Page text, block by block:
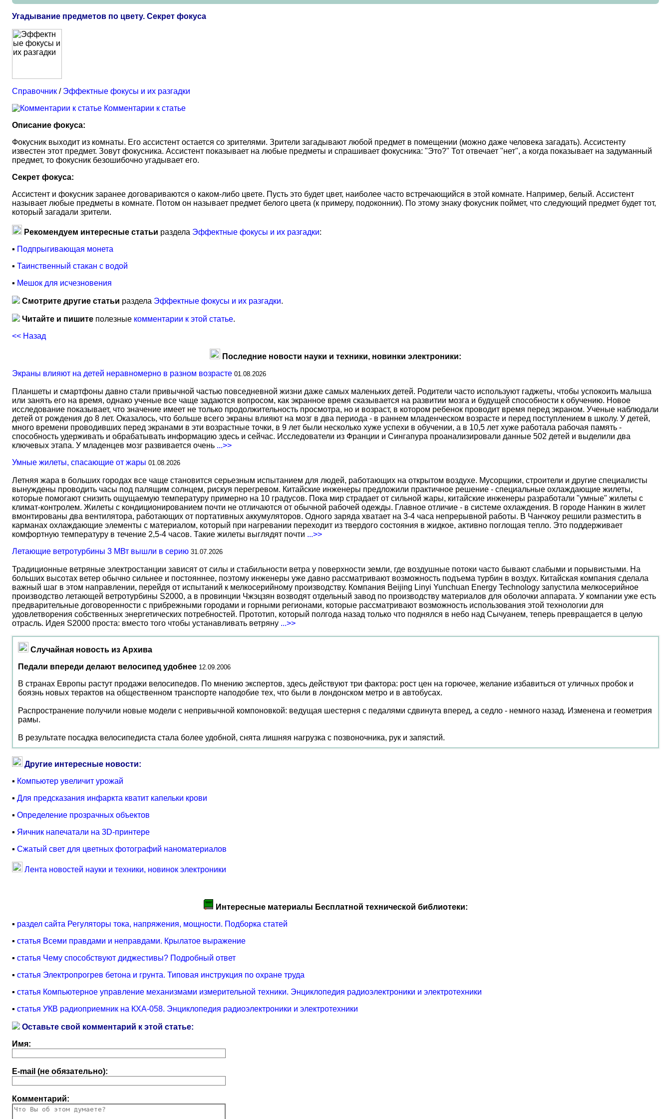
Угадывание предметов по цвету. Секрет фокуса
Справочник / Эффектные фокусы и их разгадки
Комментарии к статье
Описание фокуса:
Фокусник выходит из комнаты. Его ассистент остается со зрителями. Зрители загадывают любой предмет в помещении (можно даже человека загадать). Ассистенту
известен этот предмет. Зовут фокусника. Ассистент показывает на любые предметы и спрашивает фокусника: "Это?" Тот отвечает "нет", а когда показывает на задуманный
предмет, то фокусник безошибочно угадывает его.
Секрет фокуса:
Ассистент и фокусник заранее договариваются о каком-либо цвете. Пусть это будет цвет, наиболее часто встречающийся в этой комнате. Например, белый. Ассистент
называет любые предметы в комнате. Потом он называет предмет белого цвета (к примеру, подоконник). По этому знаку фокусник поймет, что следующий предмет будет тот,
который загадали зрители.
Рекомендуем интересные статьи раздела Эффектные фокусы и их разгадки:
▪ Подпрыгивающая монета
▪ Таинственный стакан с водой
▪ Мешок для исчезновения
Смотрите другие статьи раздела Эффектные фокусы и их разгадки.
Читайте и пишите полезные комментарии к этой статье.
<< Назад
Последние новости науки и техники, новинки электроники:
Экраны влияют на детей неравномерно в разном возрасте 01.08.2026
Планшеты и смартфоны давно стали привычной частью повседневной жизни даже самых маленьких детей. Родители часто используют гаджеты, чтобы успокоить малыша
или занять его на время, однако ученые все чаще задаются вопросом, как экранное время сказывается на развитии мозга и будущей способности к обучению. Новое
исследование показывает, что значение имеет не только продолжительность просмотра, но и возраст, в котором ребенок проводит время перед экраном. Ученые наблюдали
детей от рождения до 8 лет. Оказалось, что больше всего экраны влияют на мозг в два периода - в раннем младенческом возрасте и перед поступлением в школу. У детей,
много времени проводивших перед экранами в эти возрастные точки, в 9 лет были несколько хуже успехи в обучении, а в 10,5 лет хуже работала рабочая память -
способность удерживать и обрабатывать информацию здесь и сейчас. Исследователи из Франции и Сингапура проанализировали данные 502 детей и выделили два
ключевых этапа. У младенцев мозг развивается очень ...>>
Умные жилеты, спасающие от жары 01.08.2026
Летняя жара в больших городах все чаще становится серьезным испытанием для людей, работающих на открытом воздухе. Мусорщики, строители и другие специалисты
вынуждены проводить часы под палящим солнцем, рискуя перегревом. Китайские инженеры предложили практичное решение - специальные охлаждающие жилеты,
которые помогают снизить ощущаемую температуру примерно на 10 градусов. Пока мир страдает от сильной жары, китайские инженеры разработали "умные" жилеты с
климат-контролем. Жилеты с кондиционированием почти не отличаются от обычной рабочей одежды. Главное отличие - в системе охлаждения. В городе Нанкин в жилет
вмонтированы два вентилятора, работающих от портативных аккумуляторов. Одного заряда хватает на 3-4 часа непрерывной работы. В Чанчжоу решили разместить в
карманах охлаждающие элементы с материалом, который при нагревании переходит из твердого состояния в жидкое, активно поглощая тепло. Это поддерживает
комфортную температуру в течение 2,5-4 часов. Такие жилеты выглядят почти ...>>
Летающие ветротурбины 3 МВт вышли в серию 31.07.2026
Традиционные ветряные электростанции зависят от силы и стабильности ветра у поверхности земли, где воздушные потоки часто бывают слабыми и порывистыми. На
больших высотах ветер обычно сильнее и постояннее, поэтому инженеры уже давно рассматривают возможность подъема турбин в воздух. Китайская компания сделала
важный шаг в этом направлении, перейдя от испытаний к мелкосерийному производству. Компания Beijing Linyi Yunchuan Energy Technology запустила мелкосерийное
производство летающей ветротурбины S2000, а в провинции Чжэцзян возводят отдельный завод по производству материалов для оболочки аппарата. У компании уже есть
предварительные договоренности с прибрежными городами и горными регионами, которые рассматривают возможность использования этой технологии для
удовлетворения собственных энергетических потребностей. Прототип, который полгода назад только что поднялся в небо над Сычуанем, теперь превращается в целую
отрасль. Идея S2000 проста: вместо того чтобы устанавливать ветряну ...>>
Случайная новость из Архива
Педали впереди делают велосипед удобнее 12.09.2006
В странах Европы растут продажи велосипедов. По мнению экспертов, здесь действуют три фактора: рост цен на горючее, желание избавиться от уличных пробок и
боязнь новых терактов на общественном транспорте наподобие тех, что были в лондонском метро и в автобусах.
Распространение получили новые модели с непривычной компоновкой: ведущая шестерня с педалями сдвинута вперед, а седло - немного назад. Изменена и геометрия
рамы.
В результате посадка велосипедиста стала более удобной, снята лишняя нагрузка с позвоночника, рук и запястий.
Другие интересные новости:
▪ Компьютер увеличит урожай
▪ Для предсказания инфаркта кватит капельки крови
▪ Определение прозрачных объектов
▪ Яичник напечатали на 3D-принтере
▪ Сжатый свет для цветных фотографий наноматериалов
Лента новостей науки и техники, новинок электроники
Интересные материалы Бесплатной технической библиотеки:
▪ раздел сайта Регуляторы тока, напряжения, мощности. Подборка статей
▪ статья Всеми правдами и неправдами. Крылатое выражение
▪ статья Чему способствуют диджестивы? Подробный ответ
▪ статья Электропрогрев бетона и грунта. Типовая инструкция по охране труда
▪ статья Компьютерное управление механизмами измерительной техники. Энциклопедия радиоэлектроники и электротехники
▪ статья УКВ радиоприемник на КХА-058. Энциклопедия радиоэлектроники и электротехники
Оставьте свой комментарий к этой статье:
Имя:
E-mail (не обязательно):
Комментарий: